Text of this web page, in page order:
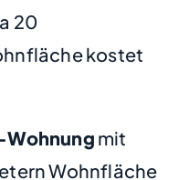
20
kostet
mit
Wohnfläche